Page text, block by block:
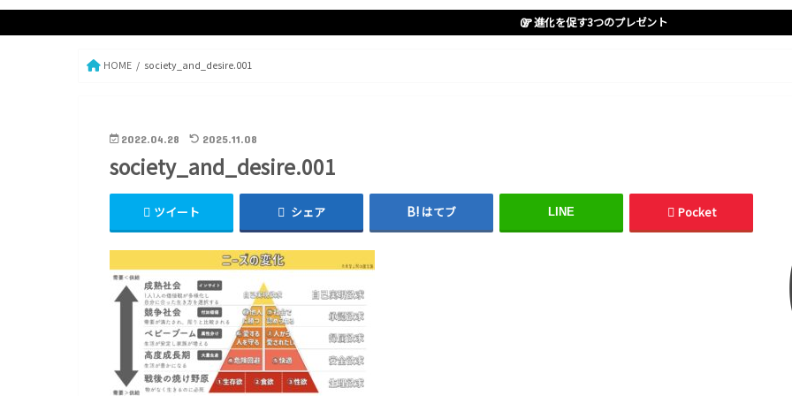
進化を促す3つのプレゼント
HOME society_and_desire.001
2022.04.28 2025.11.08
society_and_desire.001
ツイート シェア はてブ LINE Pocket